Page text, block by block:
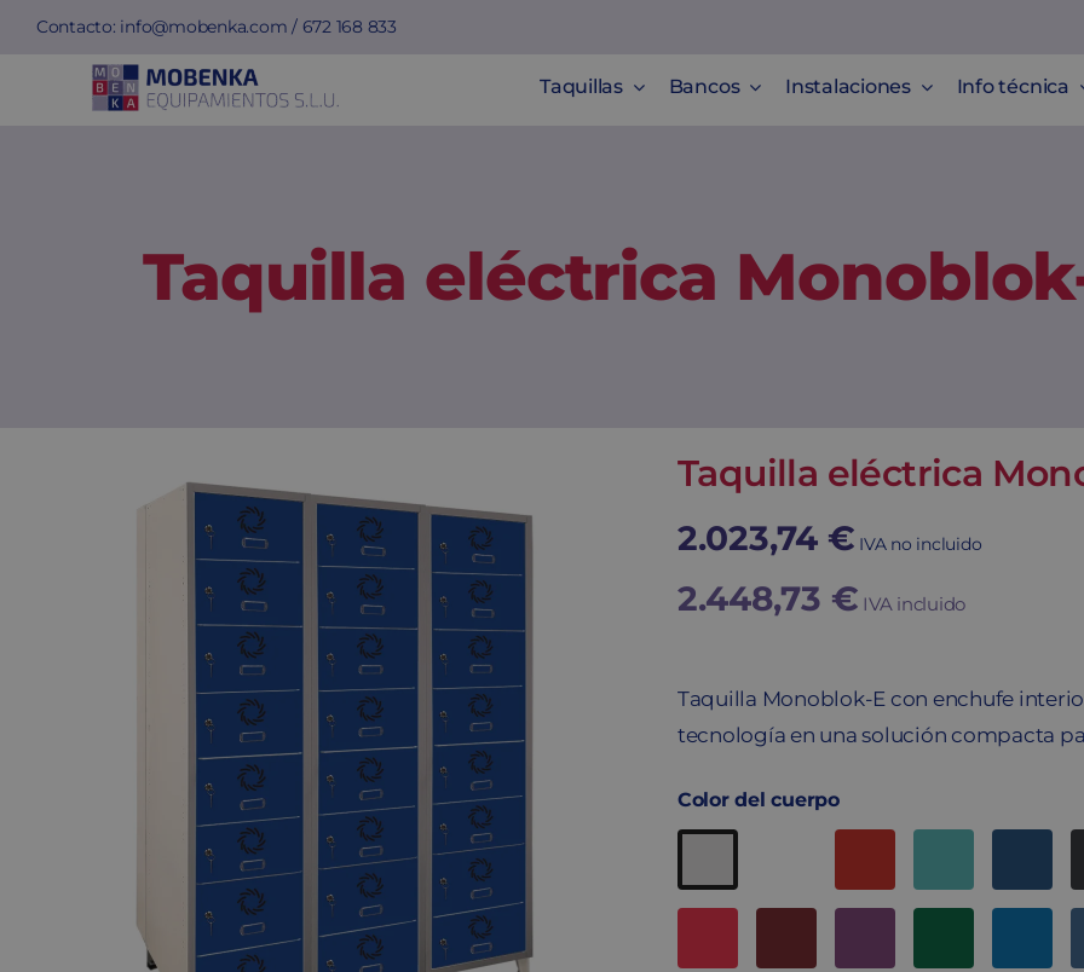
Saltar
contenido
Contacto: info@mobenka.com / 672 168 833
Taquillas Bancos Instalaciones Info técnica
Taquilla eléctrica
Taquilla eléctrica
2.023,74 € IVA no incluido
2.448,73 € IVA incluido
Taquilla Monoblok-E con enchufe
tecnología en una solución compacta
Color del cuerpo